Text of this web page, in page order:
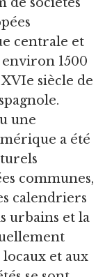
centrale et
1500
siècle de
une
a été
communes,
calendriers
urbains et la
et aux